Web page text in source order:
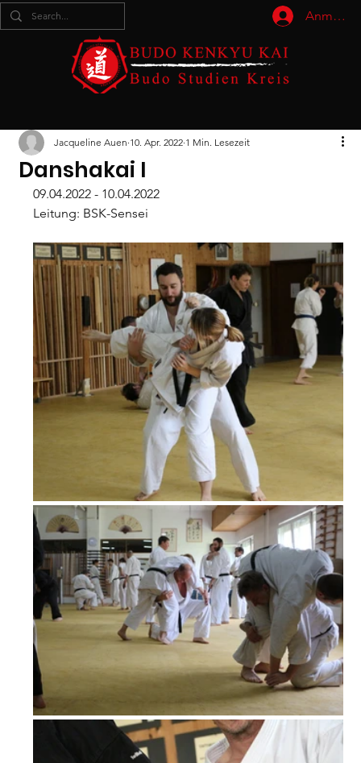
Danshakai I
Jacqueline Auen 10. Apr. 2022 1 Min. Lesezeit
09.04.2022 - 10.04.2022
Leitung: BSK-Sensei